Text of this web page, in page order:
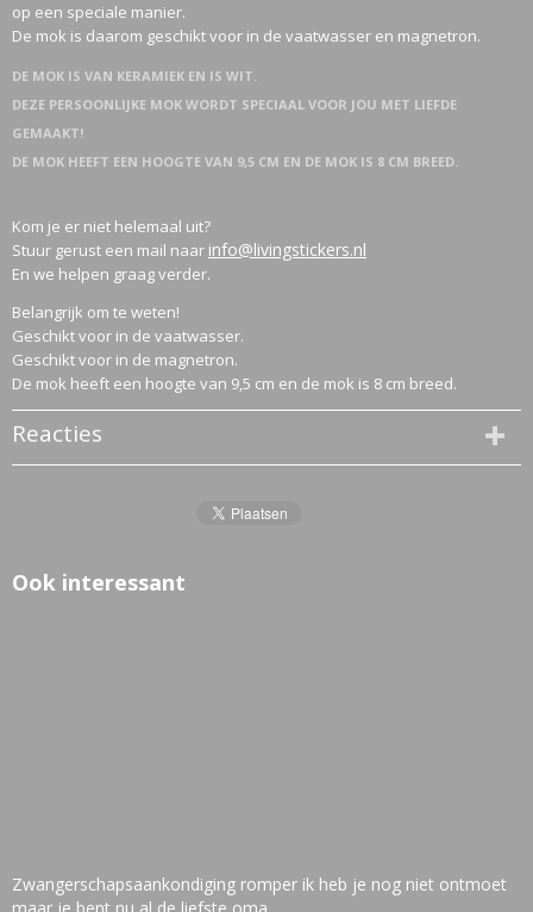
op een speciale manier.
De mok is daarom geschikt voor in de vaatwasser en magnetron.
DE MOK IS VAN KERAMIEK EN IS WIT.
DEZE PERSOONLIJKE MOK WORDT SPECIAAL VOOR JOU MET LIEFDE
GEMAAKT!
DE MOK HEEFT EEN HOOGTE VAN 9,5 CM EN DE MOK IS 8 CM BREED.
Kom je er niet helemaal uit?
Stuur gerust een mail naar info@livingstickers.nl
En we helpen graag verder.
Belangrijk om te weten!
Geschikt voor in de vaatwasser.
Geschikt voor in de magnetron.
De mok heeft een hoogte van 9,5 cm en de mok is 8 cm breed.
Reacties
Ook interessant
Zwangerschapsaankondiging romper ik heb je nog niet ontmoet